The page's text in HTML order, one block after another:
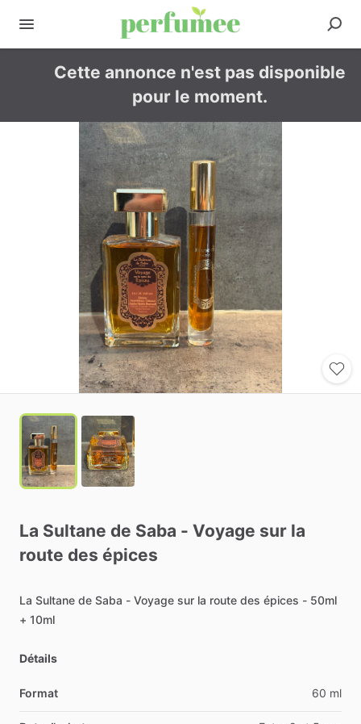
Cette annonce n'est pas disponible
pour le moment.
La Sultane de Saba - Voyage sur la
route des épices
La Sultane de Saba - Voyage sur la route des épices - 50ml
+ 10ml
Détails
Format 60 ml